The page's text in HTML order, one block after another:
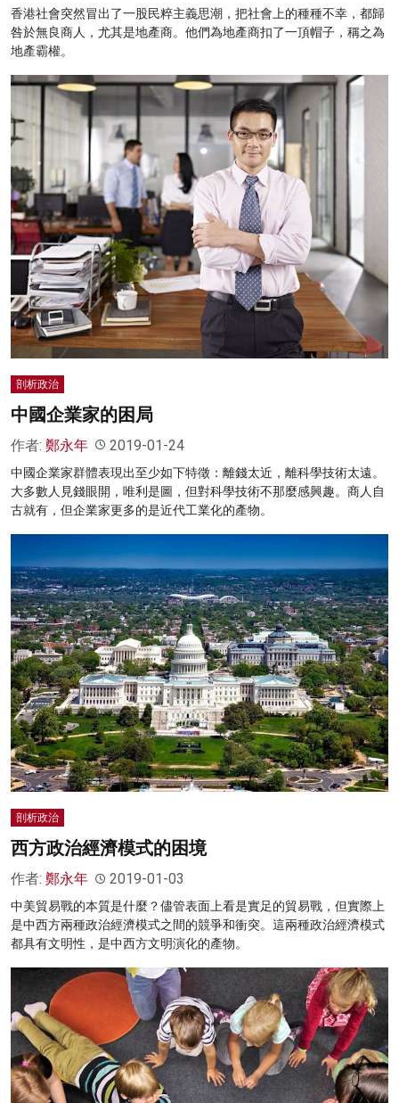
香港社會突然冒出了一股民粹主義思潮，把社會上的種種不幸，都歸
咎於無良商人，尤其是地產商。他們為地產商扣了一頂帽子，稱之為
地產霸權。
剖析政治
中國企業家的困局
作者: 鄭永年 2019-01-24
中國企業家群體表現出至少如下特徵：離錢太近，離科學技術太遠。
大多數人見錢眼開，唯利是圖，但對科學技術不那麼感興趣。商人自
古就有，但企業家更多的是近代工業化的產物。
剖析政治
西方政治經濟模式的困境
作者: 鄭永年 2019-01-03
中美貿易戰的本質是什麼？儘管表面上看是實足的貿易戰，但實際上
是中西方兩種政治經濟模式之間的競爭和衝突。這兩種政治經濟模式
都具有文明性，是中西方文明演化的產物。